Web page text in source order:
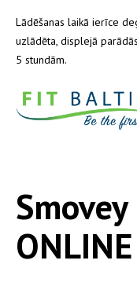
Lādēšanas laikā ierīce
uzlādēta, displejā
5 stundām.
ONLINE